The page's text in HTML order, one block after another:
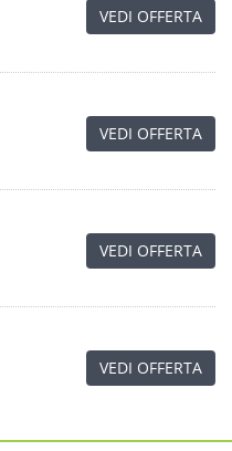
VEDI OFFERTA
VEDI OFFERTA
VEDI OFFERTA
VEDI OFFERTA